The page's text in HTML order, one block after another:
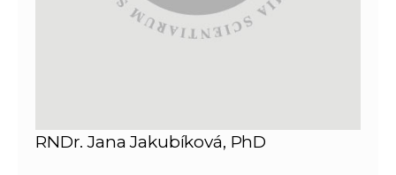
RNDr. Jana Jakubíková, PhD